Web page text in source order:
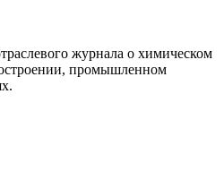
журнала о химическом
промышленном